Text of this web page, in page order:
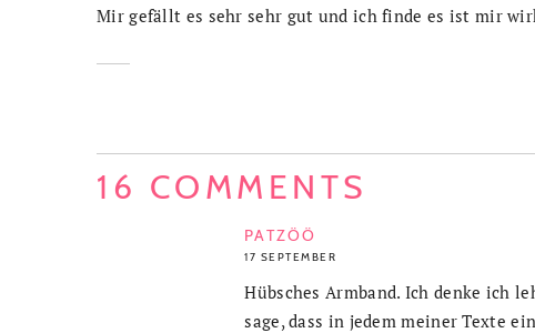
Mir gefällt es sehr sehr gut und ich finde es ist mir
16 COMMENTS
PATZÖÖ
17 SEPTEMBER
Hübsches Armband. Ich denke ich
sage, dass in jedem meiner Texte